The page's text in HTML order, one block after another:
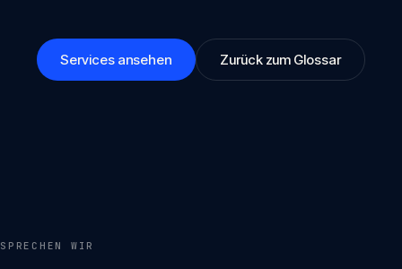
Services ansehen Zurück zum Glossar
SPRECHEN WIR